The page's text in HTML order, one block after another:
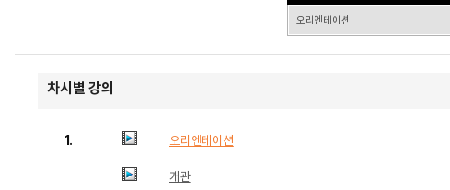
오리엔테이션
차시별 강의
1. 오리엔테이션
개관